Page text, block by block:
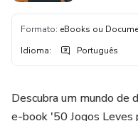
Formato: eBooks ou
Idioma: Português
Descubra um mundo de
e-book '50 Jogos Leves